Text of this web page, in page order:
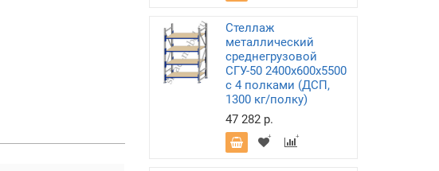
Стеллаж
металлический
среднегрузовой
СГУ-50 2400х600х5500
с 4 полками (ДСП,
1300 кг/полку)
47 282 р.